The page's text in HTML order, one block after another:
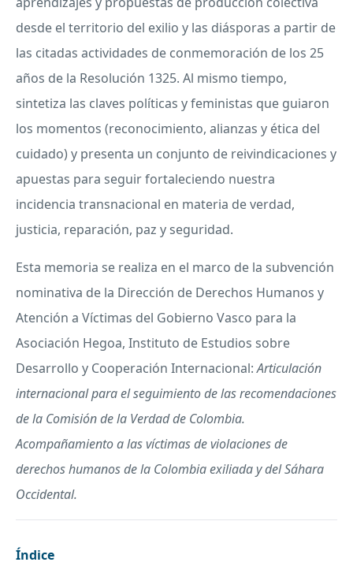
desde el territorio del exilio y las diásporas a partir de
las citadas actividades de conmemoración de los 25
años de la Resolución 1325. Al mismo tiempo,
sintetiza las claves políticas y feministas que guiaron
los momentos (reconocimiento, alianzas y ética del
cuidado) y presenta un conjunto de reivindicaciones y
apuestas para seguir fortaleciendo nuestra
incidencia transnacional en materia de verdad,
justicia, reparación, paz y seguridad.
Esta memoria se realiza en el marco de la subvención
nominativa de la Dirección de Derechos Humanos y
Atención a Víctimas del Gobierno Vasco para la
Asociación Hegoa, Instituto de Estudios sobre
Desarrollo y Cooperación Internacional:Articulación
internacional para el seguimiento de las recomendaciones
de la Comisión de la Verdad de Colombia.
Acompañamiento a las víctimas de violaciones de
derechos humanos de la Colombia exiliada y del Sáhara
Occidental.
Índice